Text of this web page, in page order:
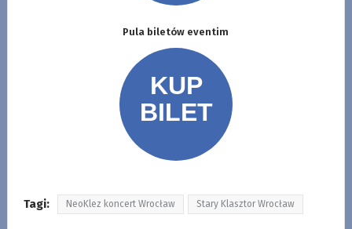
Pula biletów eventim
Tagi: NeoKlez koncert Wrocław Stary Klasztor Wrocław